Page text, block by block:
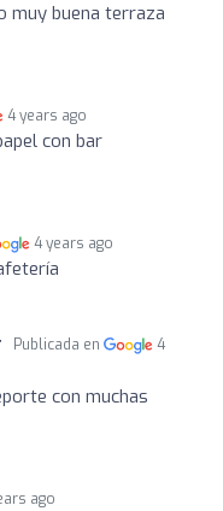
muy buena terraza
4 years ago
con bar
4 years ago
Publicada en
4
con muchas
ago